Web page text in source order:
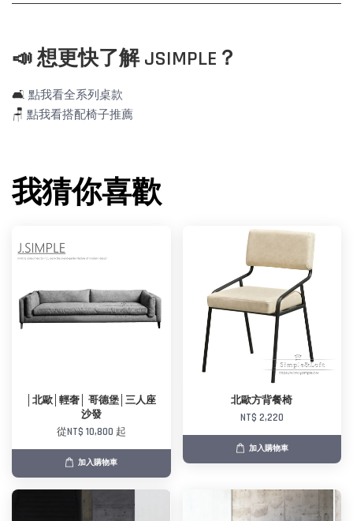
📣 想更快了解 JSIMPLE？
🛋️ 點我看全系列桌款
🪑 點我看搭配椅子推薦
我猜你喜歡
│北歐│輕奢│ 哥德堡│三人座
沙發
從NT$ 10,800 起
加入購物車
北歐方背餐椅
NT$ 2,220
加入購物車